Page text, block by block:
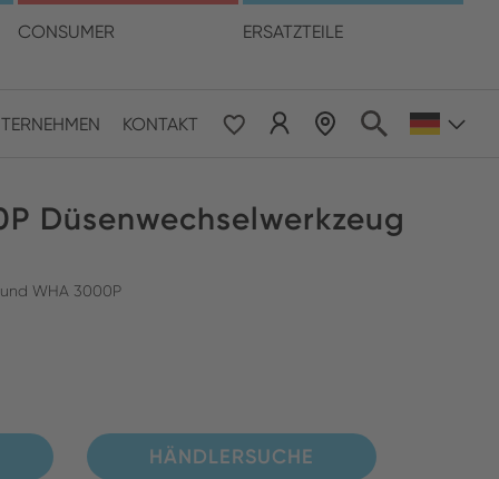
CONSUMER ERSATZTEILE
KONTAKT
Sprache
Pacific
Düsenwechselwerkzeug
WHA 3000P
HÄNDLERSUCHE